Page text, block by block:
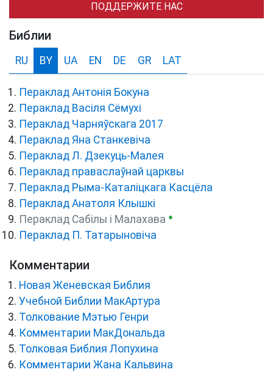
ПОДДЕРЖИТЕ НАС
Библии
RU BY UA EN DE GR LAT
Пераклад Антонія Бокуна
Пераклад Васіля Сёмухі
Пераклад Чарняўскага 2017
Пераклад Яна Станкевіча
Пераклад Л. Дзекуць-Малея
Пераклад праваслаўнай царквы
Пераклад Рыма-Каталіцкага Касцёла
Пераклад Анатоля Клышкi
Пераклад Сабілы і Малахава ●
Пераклад П. Татарыновіча
Комментарии
Новая Женевская Библия
Учебной Библии МакАртура
Толкование Мэтью Генри
Комментарии МакДональда
Толковая Библия Лопухина
Комментарии Жана Кальвина